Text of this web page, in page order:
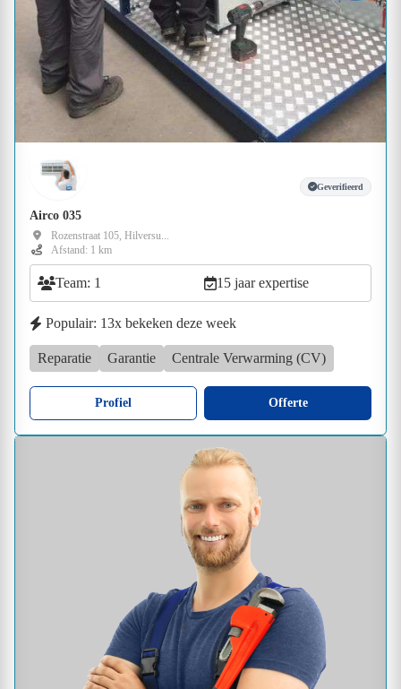
Geverifieerd
Airco 035
Rozenstraat 105, Hilversu...
Afstand: 1 km
Team: 1 15 jaar expertise
Populair: 13x bekeken deze week
Reparatie Garantie Centrale Verwarming (CV)
Profiel Offerte